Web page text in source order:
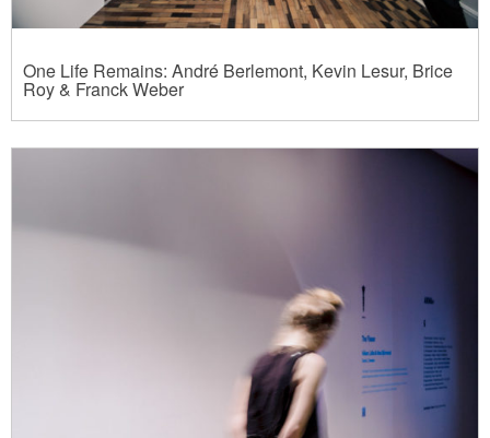
One Life Remains: André Berlemont, Kevin Lesur, Brice
Roy & Franck Weber